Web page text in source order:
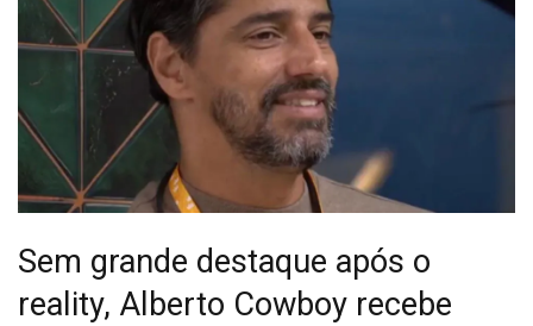
Sem grande destaque após o
reality, Alberto Cowboy recebe